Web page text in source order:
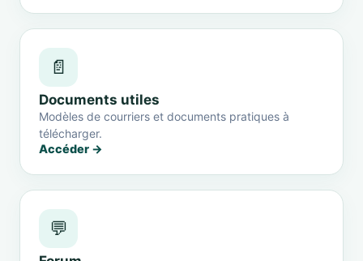
📄
Documents utiles
Modèles de courriers et documents pratiques à
télécharger.
Accéder →
💬